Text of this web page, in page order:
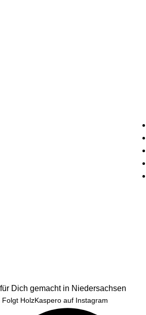
für Dich gemacht in Niedersachsen
Folgt HolzKaspero auf Instagram